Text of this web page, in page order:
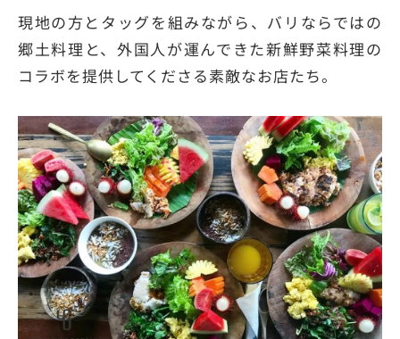
現地の方とタッグを組みながら、バリならではの
郷土料理と、外国人が運んできた新鮮野菜料理の
コラボを提供してくださる素敵なお店たち。